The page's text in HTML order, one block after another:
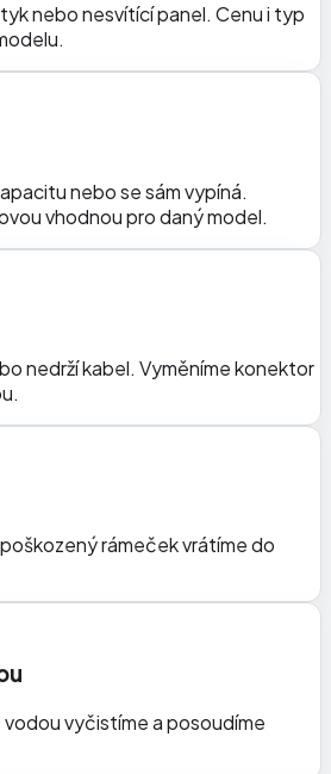
nebo nesvítící panel. Cenu i typ
nebo se sám vypíná.
vhodnou pro daný model.
nedrží kabel. Vyměníme konektor
rámeček vrátíme do
vyčistíme a posoudíme